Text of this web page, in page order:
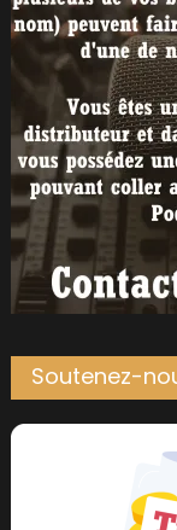
Soutenez-